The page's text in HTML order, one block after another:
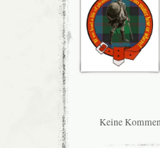
Keine